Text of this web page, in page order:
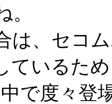
は、セコ
ているた
で度々登